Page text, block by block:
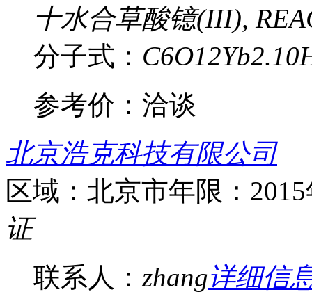
十水合草酸镱(III),
分子式：
参考价： 洽谈
北京浩克科技有限公司
区域：北京市年限：
证
联系人： zhang详细信